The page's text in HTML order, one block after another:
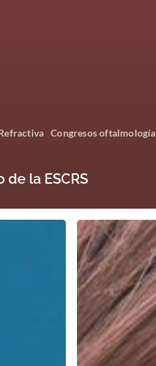
Congresos oftalmología
la ESCRS